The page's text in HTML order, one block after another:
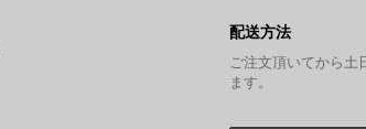
配送方法
ご注文頂いてから土
ます。